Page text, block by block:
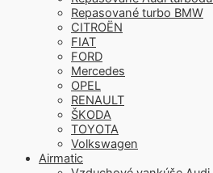
Repasované turbo BMW
CITROËN
FIAT
FORD
Mercedes
OPEL
RENAULT
ŠKODA
TOYOTA
Volkswagen
Airmatic